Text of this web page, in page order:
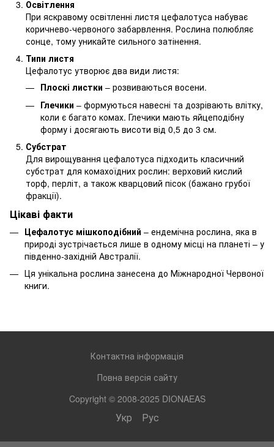
Освітлення
При яскравому освітленні листя цефалотуса набуває
коричнево-червоного забарвлення. Рослина полюбляє
сонце, тому уникайте сильного затінення.
Типи листя
Цефалотус утворює два види листя:
Плоскі листки – розвиваються восени.
Глечики – формуються навесні та дозрівають влітку,
коли є багато комах. Глечики мають яйцеподібну
форму і досягають висоти від 0,5 до 3 см.
Субстрат
Для вирощування цефалотуса підходить класичний
субстрат для комахоїдних рослин: верховий кислий
торф, перліт, а також кварцовий пісок (бажано грубої
фракції).
Цікаві факти
Цефалотус мішкоподібний – ендемічна рослина, яка в
природі зустрічається лише в одному місці на планеті – у
південно-західній Австралії.
Ця унікальна рослина занесена до Міжнародної Червоної
книги.
Контактна інформація
Повна версія сайту
Copyright © 2008-2025 DIONAEAS
Укр Рус